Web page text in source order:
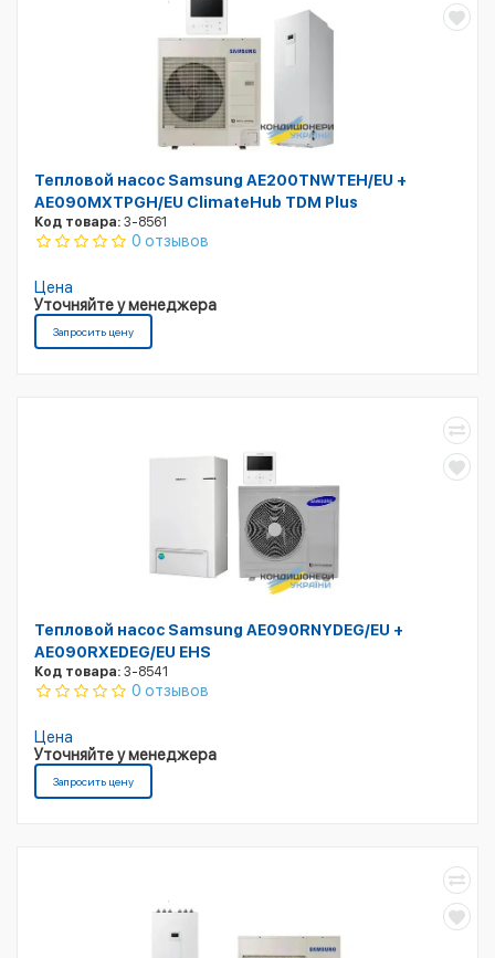
Тепловой насос Samsung AE200TNWTEH/EU +
AE090MXTPGH/EU ClimateHub TDM Plus
Код товара: 3-8561
0 отзывов
Цена
Уточняйте у менеджера
Запросить цену
Тепловой насос Samsung AE090RNYDEG/EU +
AE090RXEDEG/EU EHS
Код товара: 3-8541
0 отзывов
Цена
Уточняйте у менеджера
Запросить цену